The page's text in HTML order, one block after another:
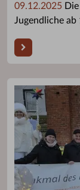
09.12.2025
Jugendliche